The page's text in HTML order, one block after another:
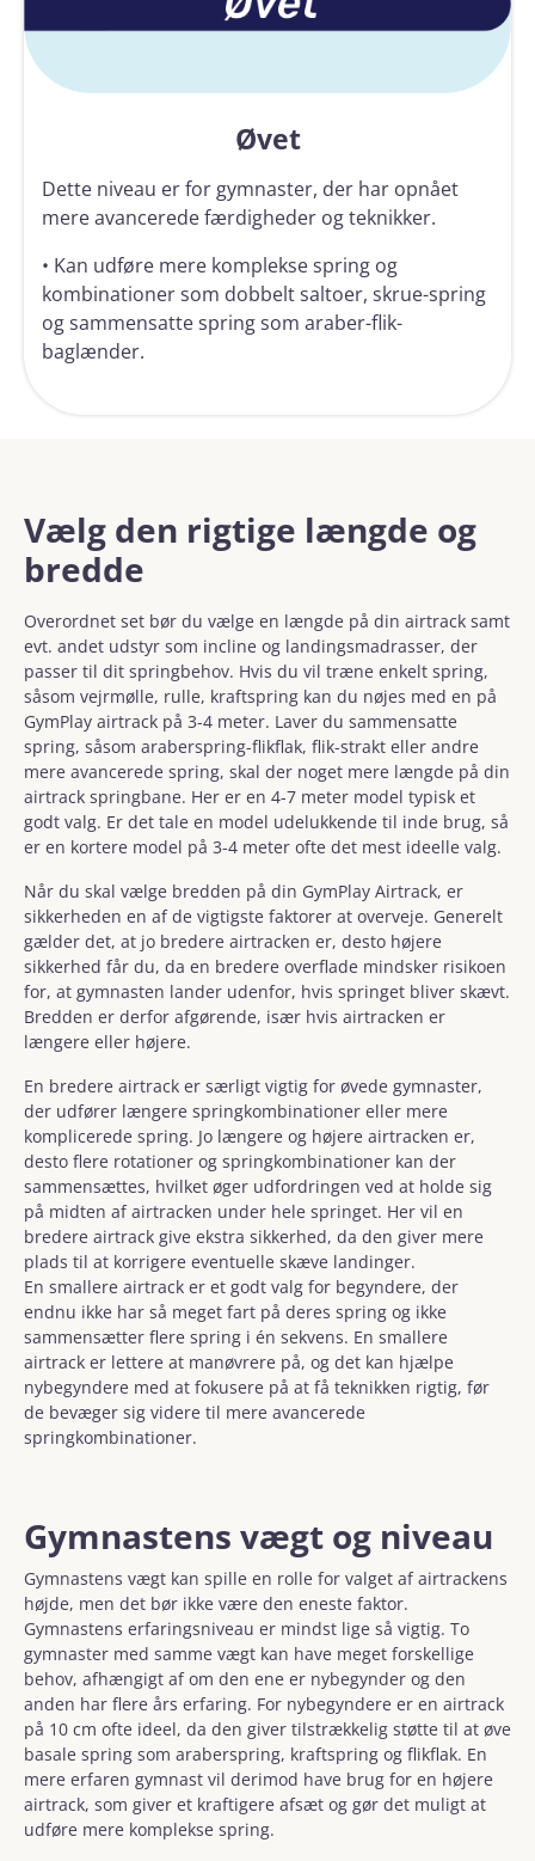
Øvet
Dette niveau er for gymnaster, der har opnået
mere avancerede færdigheder og teknikker.
• Kan udføre mere komplekse spring og
kombinationer som dobbelt saltoer, skrue-spring
og sammensatte spring som araber-flik-
baglænder.
Vælg den rigtige længde og
bredde
Overordnet set bør du vælge en længde på din airtrack samt
evt. andet udstyr som incline og landingsmadrasser, der
passer til dit springbehov. Hvis du vil træne enkelt spring,
såsom vejrmølle, rulle, kraftspring kan du nøjes med en på
GymPlay airtrack på 3-4 meter. Laver du sammensatte
spring, såsom araberspring-flikflak, flik-strakt eller andre
mere avancerede spring, skal der noget mere længde på din
airtrack springbane. Her er en 4-7 meter model typisk et
godt valg. Er det tale en model udelukkende til inde brug, så
er en kortere model på 3-4 meter ofte det mest ideelle valg.
Når du skal vælge bredden på din GymPlay Airtrack, er
sikkerheden en af de vigtigste faktorer at overveje. Generelt
gælder det, at jo bredere airtracken er, desto højere
sikkerhed får du, da en bredere overflade mindsker risikoen
for, at gymnasten lander udenfor, hvis springet bliver skævt.
Bredden er derfor afgørende, især hvis airtracken er
længere eller højere.
En bredere airtrack er særligt vigtig for øvede gymnaster,
der udfører længere springkombinationer eller mere
komplicerede spring. Jo længere og højere airtracken er,
desto flere rotationer og springkombinationer kan der
sammensættes, hvilket øger udfordringen ved at holde sig
på midten af airtracken under hele springet. Her vil en
bredere airtrack give ekstra sikkerhed, da den giver mere
plads til at korrigere eventuelle skæve landinger.
En smallere airtrack er et godt valg for begyndere, der
endnu ikke har så meget fart på deres spring og ikke
sammensætter flere spring i én sekvens. En smallere
airtrack er lettere at manøvrere på, og det kan hjælpe
nybegyndere med at fokusere på at få teknikken rigtig, før
de bevæger sig videre til mere avancerede
springkombinationer.
Gymnastens vægt og niveau
Gymnastens vægt kan spille en rolle for valget af airtrackens
højde, men det bør ikke være den eneste faktor.
Gymnastens erfaringsniveau er mindst lige så vigtig. To
gymnaster med samme vægt kan have meget forskellige
behov, afhængigt af om den ene er nybegynder og den
anden har flere års erfaring. For nybegyndere er en airtrack
på 10 cm ofte ideel, da den giver tilstrækkelig støtte til at øve
basale spring som araberspring, kraftspring og flikflak. En
mere erfaren gymnast vil derimod have brug for en højere
airtrack, som giver et kraftigere afsæt og gør det muligt at
udføre mere komplekse spring.